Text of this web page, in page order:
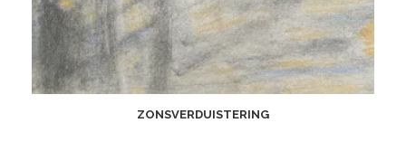
ZONSVERDUISTERING